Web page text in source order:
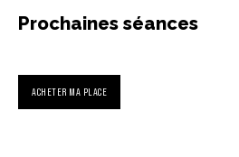
Prochaines séances
ACHETER MA PLACE